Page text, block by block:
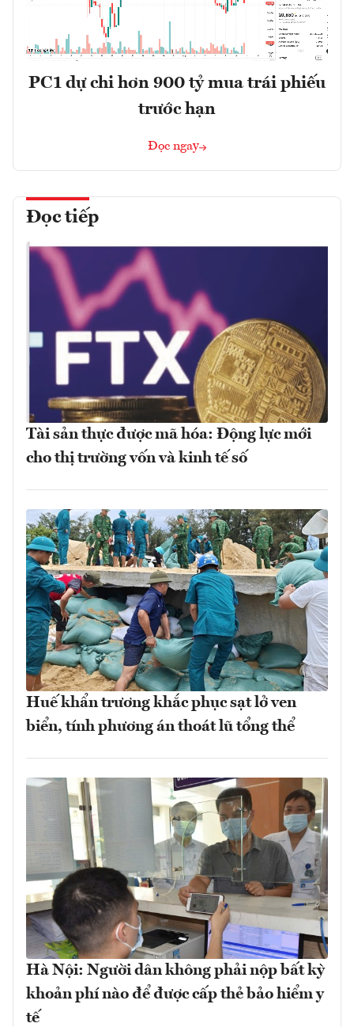
PC1 dự chi hơn 900 tỷ mua trái phiếu
trước hạn
Đọc ngay
Đọc tiếp
Tài sản thực được mã hóa: Động lực mới
cho thị trường vốn và kinh tế số
Huế khẩn trương khắc phục sạt lở ven
biển, tính phương án thoát lũ tổng thể
Hà Nội: Người dân không phải nộp bất kỳ
khoản phí nào để được cấp thẻ bảo hiểm y
tế